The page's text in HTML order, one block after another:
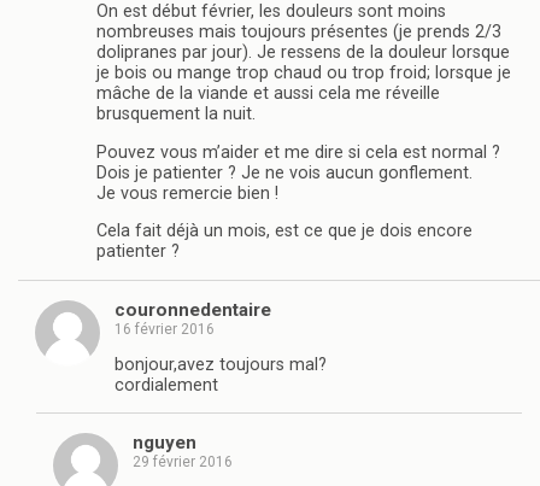
On est début février, les douleurs sont moins
nombreuses mais toujours présentes (je prends 2/3
dolipranes par jour). Je ressens de la douleur lorsque
je bois ou mange trop chaud ou trop froid; lorsque je
mâche de la viande et aussi cela me réveille
brusquement la nuit.
Pouvez vous m’aider et me dire si cela est normal ?
Dois je patienter ? Je ne vois aucun gonflement.
Je vous remercie bien !
Cela fait déjà un mois, est ce que je dois encore
patienter ?
couronnedentaire
16 février 2016
bonjour,avez toujours mal?
cordialement
nguyen
29 février 2016